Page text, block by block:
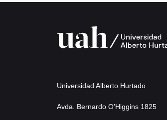
Universidad Alberto Hurtado
Avda. Bernardo O’Higgins 1825